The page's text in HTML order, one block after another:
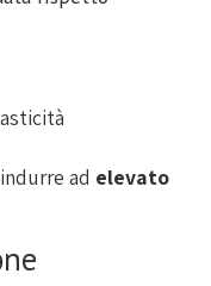
ad elevato